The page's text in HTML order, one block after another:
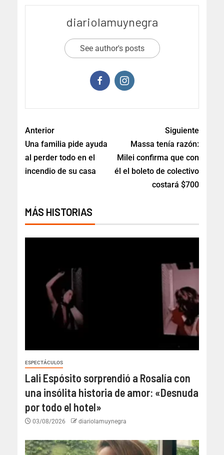
diariolamuynegra
See author's posts
Anterior
Una familia pide ayuda
al perder todo en el
incendio de su casa
Siguiente
Massa tenía razón:
Milei confirma que con
él el boleto de colectivo
costará $700
MÁS HISTORIAS
ESPECTÁCULOS
Lali Espósito sorprendió a Rosalía con
una insólita historia de amor: «Desnuda
por todo el hotel»
03/08/2026 diariolamuynegra